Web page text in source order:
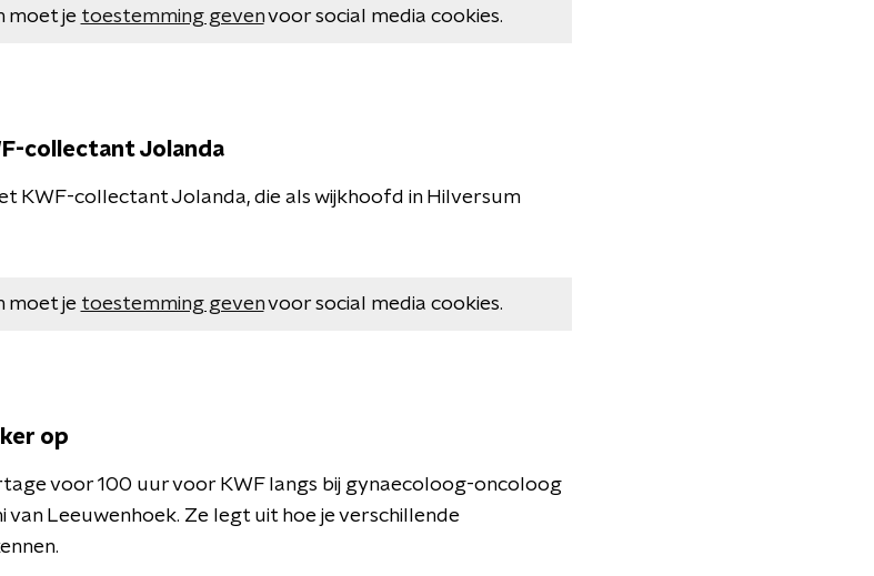
moet je toestemming gevenvoor social media cookies.
collectant Jolanda
KWF-collectant Jolanda, die als wijkhoofd in Hilversum
moet je toestemming gevenvoor social media cookies.
op
voor 100 uur voor KWF langs bij gynaecoloog-oncoloog
van Leeuwenhoek. Ze legt uit hoe je verschillende